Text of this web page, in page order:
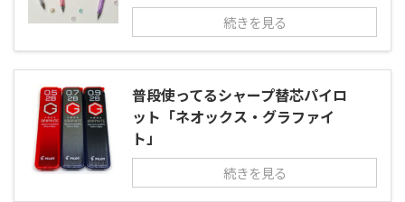
続きを見る
普段使ってるシャープ替芯パイロ
ット「ネオックス・グラファイ
ト」
続きを見る